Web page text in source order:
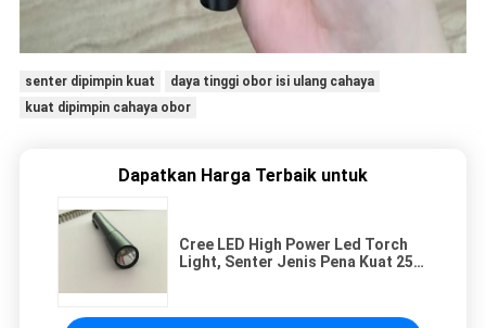
senter dipimpin kuat
daya tinggi obor isi ulang cahaya
kuat dipimpin cahaya obor
Dapatkan Harga Terbaik untuk
Cree LED High Power Led Torch
Light, Senter Jenis Pena Kuat 250